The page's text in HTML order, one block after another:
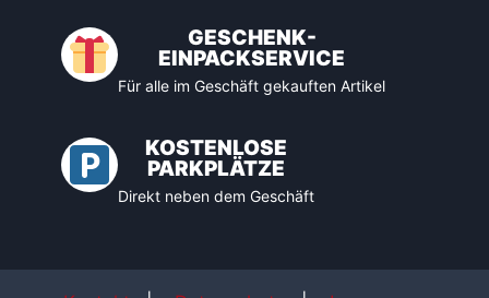
GESCHENK-
EINPACKSERVICE
Für alle im Geschäft gekauften Artikel
KOSTENLOSE
PARKPLÄTZE
Direkt neben dem Geschäft